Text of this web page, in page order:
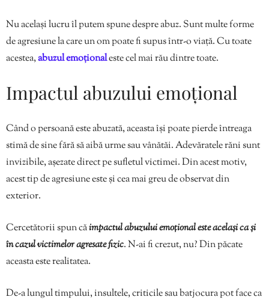
Nu același lucru îl putem spune despre abuz. Sunt multe forme
de agresiune la care un om poate fi supus într-o viață. Cu toate
acestea,abuzul emoționaleste cel mai rău dintre toate.
Impactul abuzului emoțional
Când o persoană este abuzată, aceasta își poate pierde întreaga
stimă de sine fără să aibă urme sau vânătăi. Adevăratele răni sunt
invizibile, așezate direct pe sufletul victimei. Din acest motiv,
acest tip de agresiune este și cea mai greu de observat din
exterior.
Cercetătorii spun căimpactul abuzului emoțional este același ca și
în cazul victimelor agresate fizic. N-ai fi crezut, nu? Din păcate
aceasta este realitatea.
De-a lungul timpului, insultele, criticile sau batjocura pot face ca